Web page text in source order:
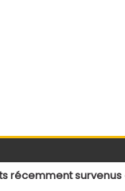
aux points de